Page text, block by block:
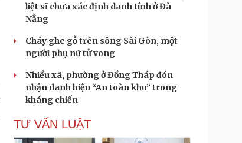
liệt sĩ chưa xác định danh tính ở Đà
Nẵng
Cháy ghe gỗ trên sông Sài Gòn, một
người phụ nữ tử vong
Nhiều xã, phường ở Đồng Tháp đón
nhận danh hiệu “An toàn khu” trong
kháng chiến
TƯ VẤN LUẬT